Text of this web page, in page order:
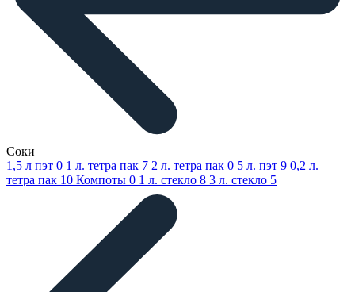
Соки
1,5 л пэт 0 1 л. тетра пак 7 2 л. тетра пак 0 5 л. пэт 9 0,2 л.
тетра пак 10 Компоты 0 1 л. стекло 8 3 л. стекло 5